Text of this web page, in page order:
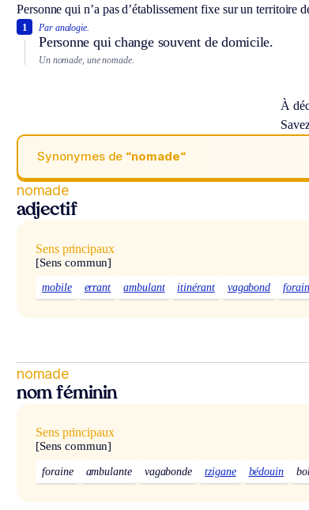
Personne qui n’a pas d’établissement fixe sur un territoire
Par analogie.
Personne qui change souvent de domicile.
1
Un nomade, une nomade.
À
Synonymes de “nomade“
nomade
adjectif
Sens principaux
[Sens commun]
mobile errant ambulant itinérant vagabond forain
nomade
nom féminin
Sens principaux
[Sens commun]
foraine ambulante vagabonde tzigane bédouin